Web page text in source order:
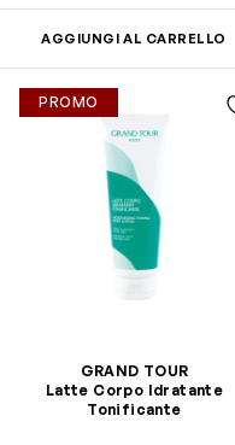
dell’invecchiamento causati dal
di origine animale •
Dermatologicamente testato
AGGIUNGI AL CARRELLO
PROMO
GRAND TOUR
Latte Corpo Idratante
Tonificante